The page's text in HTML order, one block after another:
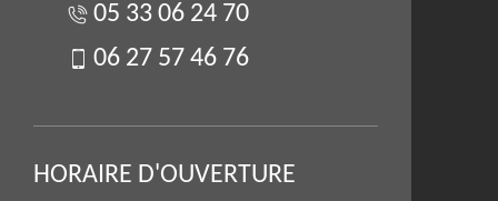
05 33 06 24 70
06 27 57 46 76
HORAIRE D'OUVERTURE